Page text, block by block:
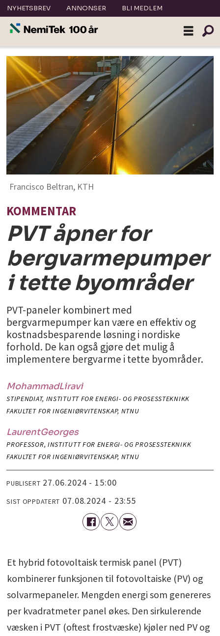
NYHETSBREV ANNONSER BLI MEDLEM
Francisco Beltran, KTH
KOMMENTAR
PVT åpner for
bergvarmepumper
i tette byområder
PVT-paneler kombinert med
bergvarmepumper kan være en effektiv og
kostnadsbesparende løsning i nordiske
forhold. De kan også gjøre det mulig å
implementere bergvarme i tette byområder.
MohammadLiravi
STIPENDIAT, INSTITUTT FOR ENERGI- OG PROSESSTEKNIKK
FAKULTET FOR INGENIØRVITENSKAP, NTNU
LaurentGeorges
PROFESSOR, INSTITUTT FOR ENERGI- OG PROSESSTEKNIKK
FAKULTET FOR INGENIØRVITENSKAP, NTNU
PUBLISERT 27.06.2024 - 15:00
SIST OPPDATERT 07.08.2024 - 23:55
Et hybrid fotovoltaisk termisk panel (PVT)
kombinerer funksjonen til fotovoltaiske (PV) og
solvarmepaneler. Mengden energi som genereres
per kvadratmeter panel økes. Den sirkulerende
væsken i PVT (oftest frostvæske) kjøler ned PV og